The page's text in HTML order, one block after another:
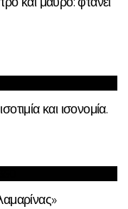
και ισονομία.